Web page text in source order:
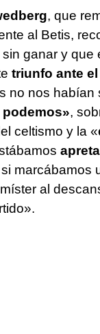
, que
al Betis,
ganar y que
triunfo ante
no nos habían
,
celtismo y la «
marcábamos
al